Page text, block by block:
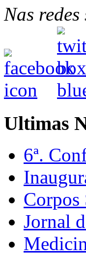
Nas
Ultimas
6ª.
Corpos
Jornal